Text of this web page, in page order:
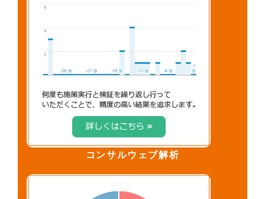
コンサルウェブ解析